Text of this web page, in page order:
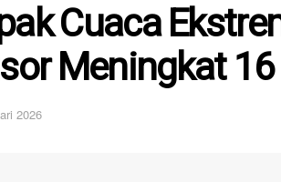
Cuaca
Meningkat
2026